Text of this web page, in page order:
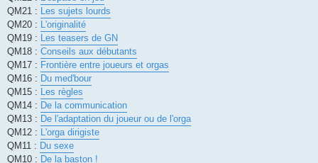
QM21 : Les sujets lourds
QM20 : L'originalité
QM19 : Les teasers de GN
QM18 : Conseils aux débutants
QM17 : Frontière entre joueurs et orgas
QM16 : Du med'bour
QM15 : Les règles
QM14 : De la communication
QM13 : De l'adaptation du joueur ou de l'orga
QM12 : L'orga dirigiste
QM11 : Du sexe
QM10 : De la baston !